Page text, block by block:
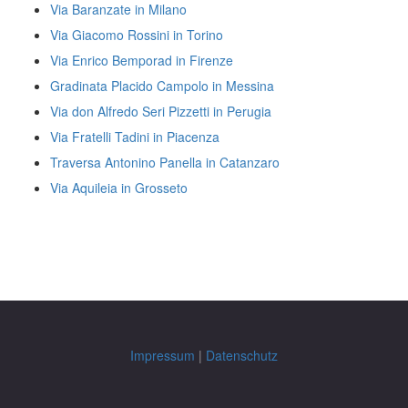
Via Baranzate in Milano
Via Giacomo Rossini in Torino
Via Enrico Bemporad in Firenze
Gradinata Placido Campolo in Messina
Via don Alfredo Seri Pizzetti in Perugia
Via Fratelli Tadini in Piacenza
Traversa Antonino Panella in Catanzaro
Via Aquileia in Grosseto
Impressum | Datenschutz